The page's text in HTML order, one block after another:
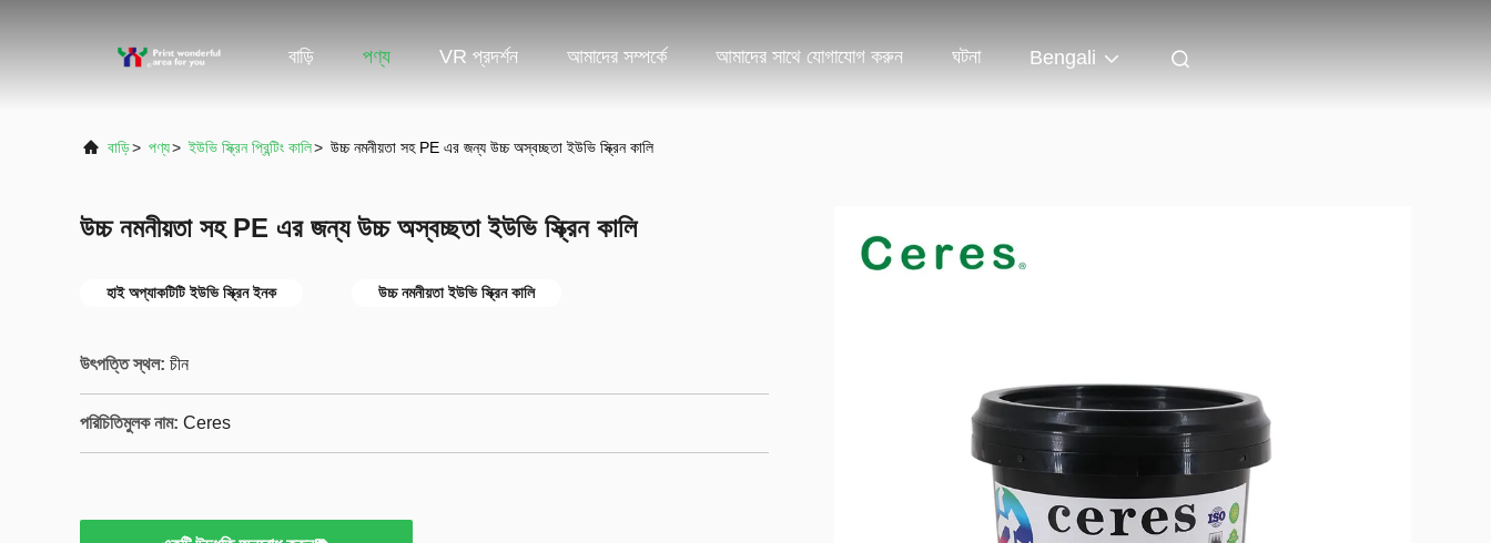
বাড়ি পণ্য VR প্রদর্শন আমাদের সম্পর্কে আমাদের সাথে যোগাযোগ করুন ঘটনা Bengali
বাড়ি> পণ্য> ইউভি স্ক্রিন প্রিন্টিং কালি> উচ্চ নমনীয়তা সহ PE এর জন্য উচ্চ অস্বচ্ছতা ইউভি স্ক্রিন কালি
উচ্চ নমনীয়তা সহ PE এর জন্য উচ্চ অস্বচ্ছতা ইউভি স্ক্রিন কালি
হাই অপ্যাকটিটি ইউভি স্ক্রিন ইনক উচ্চ নমনীয়তা ইউভি স্ক্রিন কালি
উৎপত্তি স্থল: চীন
পরিচিতিমুলক নাম: Ceres